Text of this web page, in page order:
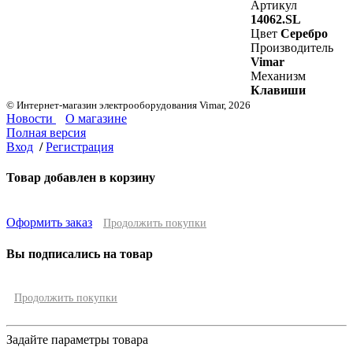
Артикул
14062.SL
Цвет Серебро
Производитель
Vimar
Механизм
Клавиши
© Интернет-магазин электрооборудования Vimar, 2026
Новости
О магазине
Полная версия
Вход / Регистрация
Товар добавлен в корзину
Оформить заказ Продолжить покупки
Вы подписались на товар
Продолжить покупки
Задайте параметры товара